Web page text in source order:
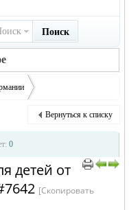
Поиск
занятия для дет ...
Вернуться к списку
0
детей от
[Скопировать